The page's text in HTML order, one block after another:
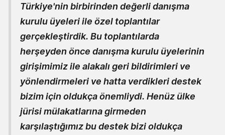
Türkiye'nin birbirinden değerli danışma
kurulu üyeleri ile özel toplantılar
gerçekleştirdik. Bu toplantılarda
herşeyden önce danışma kurulu üyelerinin
girişimimiz ile alakalı geri bildirimleri ve
yönlendirmeleri ve hatta verdikleri destek
bizim için oldukça önemliydi. Henüz ülke
jürisi mülakatlarına girmeden
karşılaştığımız bu destek bizi oldukça